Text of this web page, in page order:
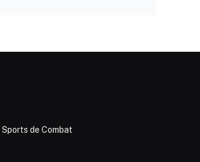
de Combat